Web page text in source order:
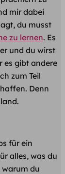
mir dabei
du musst
zu lernen. Es
und du wirst
es gibt andere
zum Teil
Denn
für ein
alles, was du
du